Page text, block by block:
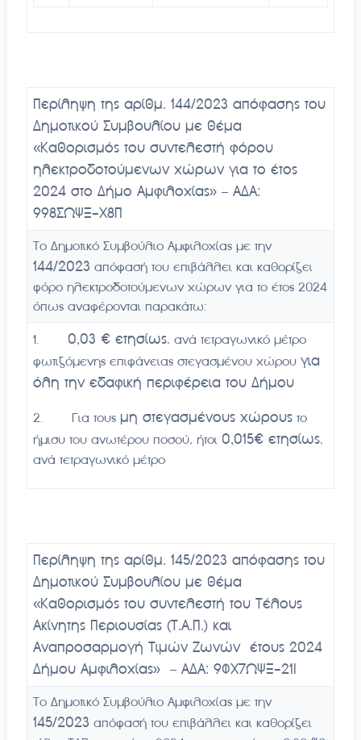
Περίληψη της αρίθμ. 144/2023 απόφασης του
Δημοτικού Συμβουλίου με θέμα
«Καθορισμός του συντελεστή φόρου
ηλεκτροδοτούμενων χώρων για το έτος
2024 στο Δήμο Αμφιλοχίας» – ΑΔΑ:
998ΣΩΨΞ-Χ8Π
Το Δημοτικό Συμβούλιο Αμφιλοχίας με την
144/2023 απόφασή του επιβάλλει και καθορίζει
φόρο ηλεκτροδοτούμενων χώρων για το έτος 2024
όπως αναφέρονται παρακάτω:
1. 0,03 € ετησίως, ανά τετραγωνικό μέτρο
φωτιζόμενης επιφάνειας στεγασμένου χώρου για
όλη την εδαφική περιφέρεια του Δήμου
2. Για τους μη στεγασμένους χώρουςτο
ήμισυ του ανωτέρου ποσού, ήτοι 0,015€ ετησίως,
ανά τετραγωνικό μέτρο
Περίληψη της αρίθμ. 145/2023 απόφασης του
Δημοτικού Συμβουλίου με θέμα
«Καθορισμός του συντελεστή του Τέλους
Ακίνητης Περιουσίας (Τ.Α.Π.)και
Αναπροσαρμογή Τιμών Ζωνών έτους 2024
Δήμου Αμφιλοχίας» – ΑΔΑ: 9ΦΧ7ΩΨΞ-21Ι
Το Δημοτικό Συμβούλιο Αμφιλοχίας με την
145/2023 απόφασή του επιβάλλει και καθορίζει